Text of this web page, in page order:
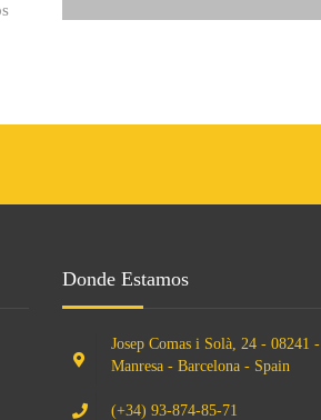
Donde Estamos
Josep Comas i Solà, 24 - 08241 -
Manresa - Barcelona - Spain
(+34) 93-874-85-71